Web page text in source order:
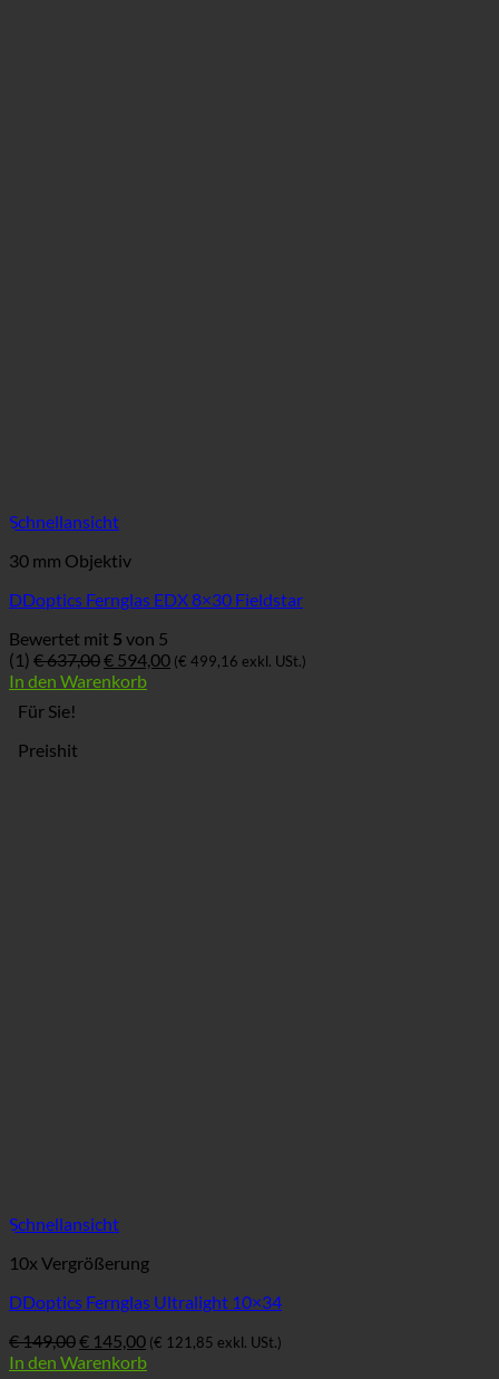
Schnellansicht
30 mm Objektiv
DDoptics Fernglas EDX 8×30 Fieldstar
Bewertet mit 5 von 5
(1) €637,00Ursprünglicher
Preis
€ 594,00Aktueller
(€ 499,16 exkl. USt.)
In den Warenkorb
Für Sie!
Preishit
Schnellansicht
10x Vergrößerung
DDoptics Fernglas Ultralight 10×34
€149,00Ursprünglicher
Preis
€ 145,00Aktueller
Preis
(€ 121,85 exkl. USt.)
In den Warenkorb